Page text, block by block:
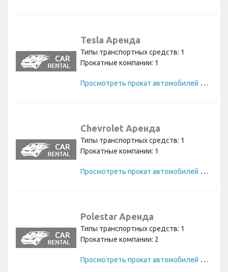
Tesla Аренда
Типы транспортных средств: 1
Прокатные компании: 1
П
росмотреть прокат автомобилей Tesla
Chevrolet Аренда
Типы транспортных средств: 1
Прокатные компании: 1
П
росмотреть прокат автомобилей Chevrolet
Polestar Аренда
Типы транспортных средств: 1
Прокатные компании: 2
П
росмотреть прокат автомобилей Polestar